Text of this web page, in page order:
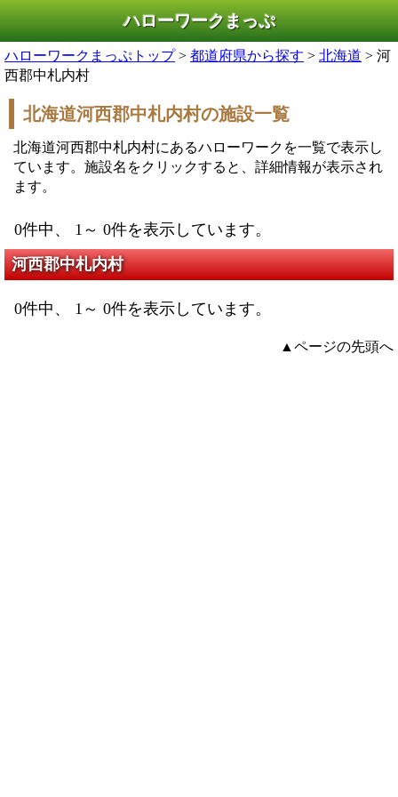
ハローワークまっぷ
ハローワークまっぷトップ> 都道府県から探す > 北海道 > 河
西郡中札内村
北海道河西郡中札内村の施設一覧
北海道河西郡中札内村にあるハローワークを一覧で表示し
ています。施設名をクリックすると、詳細情報が表示され
ます。
0件中、 1～ 0件を表示しています。
河西郡中札内村
0件中、 1～ 0件を表示しています。
▲ページの先頭へ